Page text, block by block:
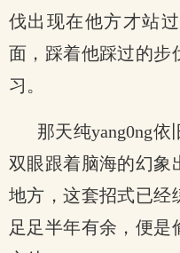
伐出现在他方才站
面，踩着他踩过的步
习。
那天纯yang0ng
双眼跟着脑海的幻象
地方，这套招式已经
足足半年有余，便是